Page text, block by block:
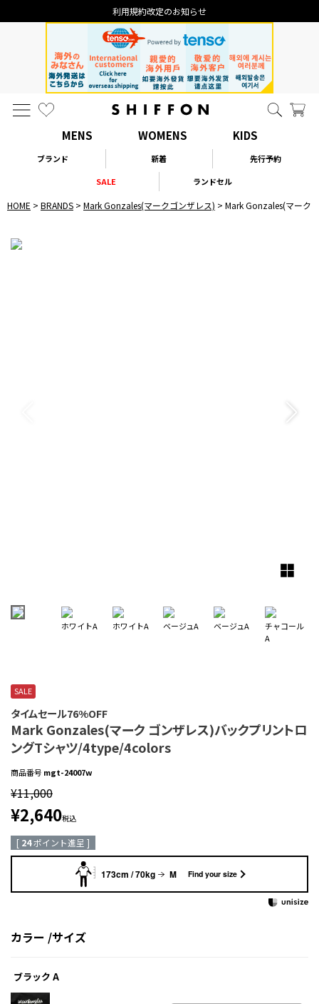
利用規約改定のお知らせ
MENS WOMENS KIDS
ブランド 新着
先行予約
SALE
ランドセル
HOME BRANDS Mark Gonzales(マークゴンザレス) Mark Gonzales(マーク
ホワイトA ホワイトA ベージュA ベージュA
チャコール
A
SALE
タイムセール76%OFF
Mark Gonzales(マーク ゴンザレス)バックプリントロ
ングTシャツ/4type/4colors
商品番号 mgt-24007w
¥11,000
¥2,640税込
[ 24ポイント進呈 ]
173cm / 70kg M Find your size
カラー サイズ
ブラック A